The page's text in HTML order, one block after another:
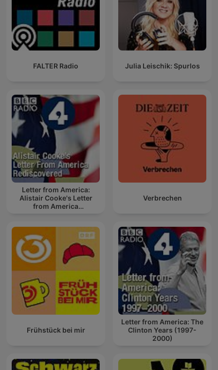
FALTER Radio Julia Leischik: Spurlos
Letter from America:
Alistair Cooke's Letter
from America
Verbrechen
Frühstück bei mir
Letter from America: The
Clinton Years (1997-
2000)